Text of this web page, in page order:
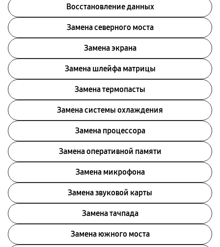
Восстановление данных
Замена северного моста
Замена экрана
Замена шлейфа матрицы
Замена термопасты
Замена системы охлаждения
Замена процессора
Замена оперативной памяти
Замена микрофона
Замена звуковой карты
Замена тачпада
Замена южного моста